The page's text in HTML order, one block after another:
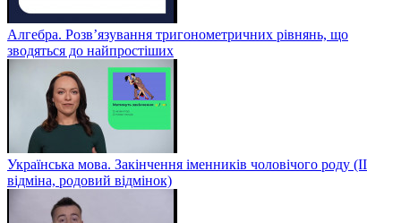
Алгебра. Розв’язування тригонометричних рівнянь, що
зводяться до найпростіших
Українська мова. Закінчення іменників чоловічого роду (ІІ
відміна, родовий відмінок)